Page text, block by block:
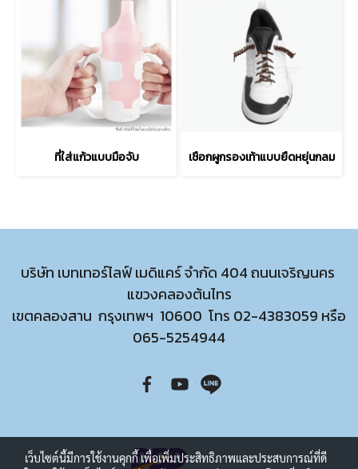
ที่ใส่แก้วแบบมือจับ เชือกผูกรองเท้าแบบยืดหยุ่นกลม
บริษัท เบทเทอร์ไลฟ์ เมดิแคร์ จำกัด 404 ถนนเจริญนคร
แขวงคลองต้นไทร
เขตคลองสาน กรุงเทพฯ 10600 โทร 02-4383059 หรือ
065-5254944
เว็บไซต์นี้มีการใช้งานคุกกี้ เพื่อเพิ่มประสิทธิภาพและประสบการณ์ที่ดี